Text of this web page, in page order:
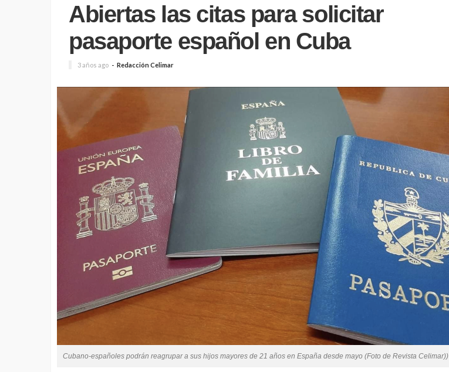
Abiertas las citas para solicitar
pasaporte español en Cuba
3 años ago Redacción Celimar
Cubano-españoles podrán reagrupar a sus hijos mayores de 21 años en España desde mayo (Foto de Revista Celimar))